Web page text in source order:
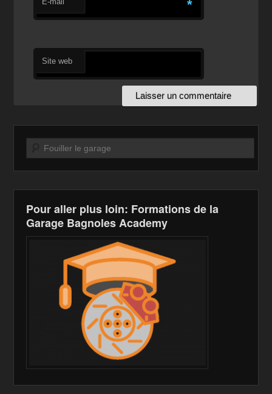
*
Site web
Recherche
Pour aller plus loin: Formations de la
Garage Bagnoles Academy